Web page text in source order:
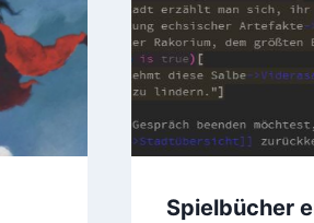
Spielbücher